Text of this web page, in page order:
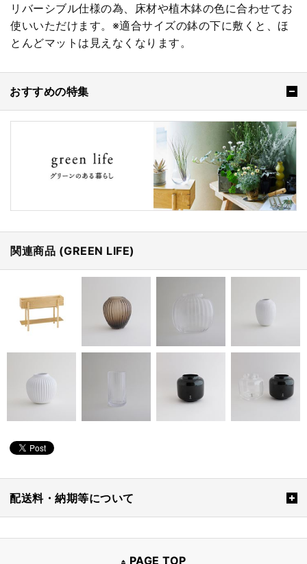
リバーシブル仕様の為、床材や植木鉢の色に合わせてお
使いいただけます。※適合サイズの鉢の下に敷くと、ほ
とんどマットは見えなくなります。
おすすめの特集
関連商品 (GREEN LIFE)
配送料・納期等について
PAGE TOP